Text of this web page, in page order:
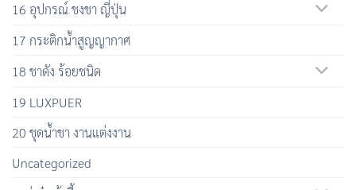
16 อุปกรณ์ ชงชา ญี่ปุ่น
17 กระติกน้ำสูญญากาศ
18 ชาดัง ร้อยชนิด
19 LUXPUER
20 ชุดน้ำชา งานแต่งงาน
Uncategorized